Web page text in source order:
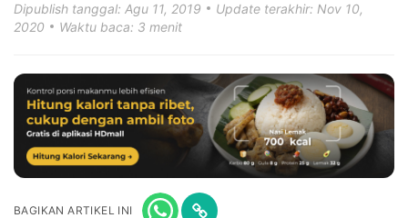
Dipublish tanggal: Agu 11, 2019
Update terakhir: Nov 10,
2020
Waktu baca: 3 menit
BAGIKAN ARTIKEL INI